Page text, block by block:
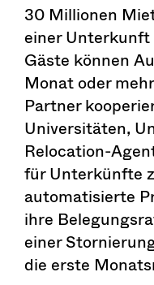
30 Millionen
einer
Gäste können
Monat oder
Partner
Universitäten,
Relocation-
für Unterkünfte
automatisierte
ihre
einer
die erste